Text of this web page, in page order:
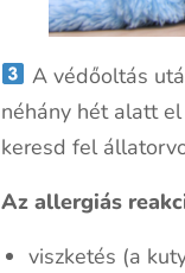
A védőoltás
néhány hét alatt
keresd fel
Az allergiás
viszketés (a